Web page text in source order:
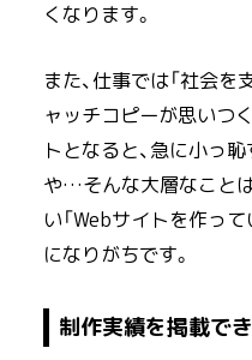
くなります。
また、仕事では「社会
ャッチコピーが思いつ
トとなると、急に小っ
や…そんな大層なこと
い「Webサイトを作っ
になりがちです。
制作実績を掲載で